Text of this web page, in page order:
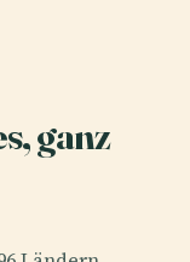
ganz